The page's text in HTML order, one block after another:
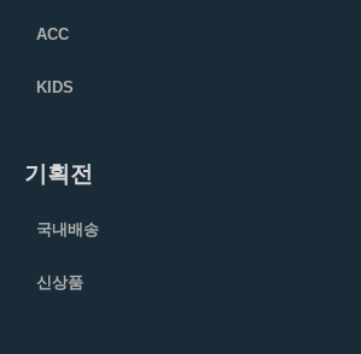
ACC
KIDS
기획전
국내배송
신상품